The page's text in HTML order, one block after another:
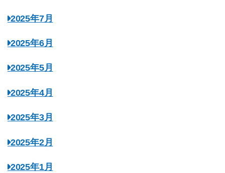
2025年7月
2025年6月
2025年5月
2025年4月
2025年3月
2025年2月
2025年1月